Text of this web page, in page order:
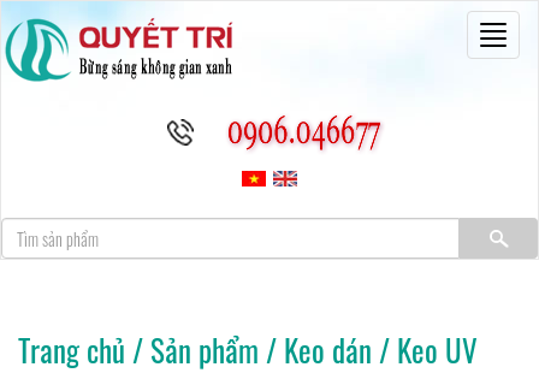
Trang chủ /Sản phẩm /Keo dán /Keo UV